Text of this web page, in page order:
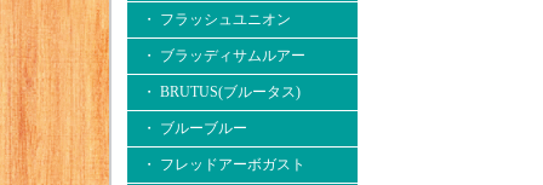
・ フラッシュユニオン
・ ブラッディサムルアー
・ BRUTUS(ブルータス)
・ ブルーブルー
・ フレッドアーボガスト